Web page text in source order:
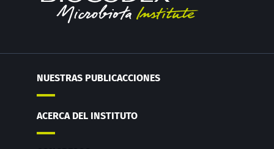
NUESTRAS PUBLICACCIONES
ACERCA DEL INSTITUTO